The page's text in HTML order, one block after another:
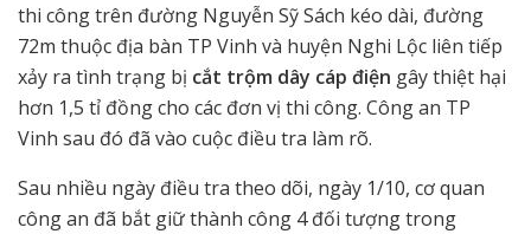
thi công trên đường Nguyễn Sỹ Sách kéo dài, đường
72m thuộc địa bàn TP Vinh và huyện Nghi Lộc liên tiếp
xảy ra tình trạng bị cắt trộm dây cáp điện gây thiệt hại
hơn 1,5 tỉ đồng cho các đơn vị thi công. Công an TP
Vinh sau đó đã vào cuộc điều tra làm rõ.
Sau nhiều ngày điều tra theo dõi, ngày 1/10, cơ quan
công an đã bắt giữ thành công 4 đối tượng trong